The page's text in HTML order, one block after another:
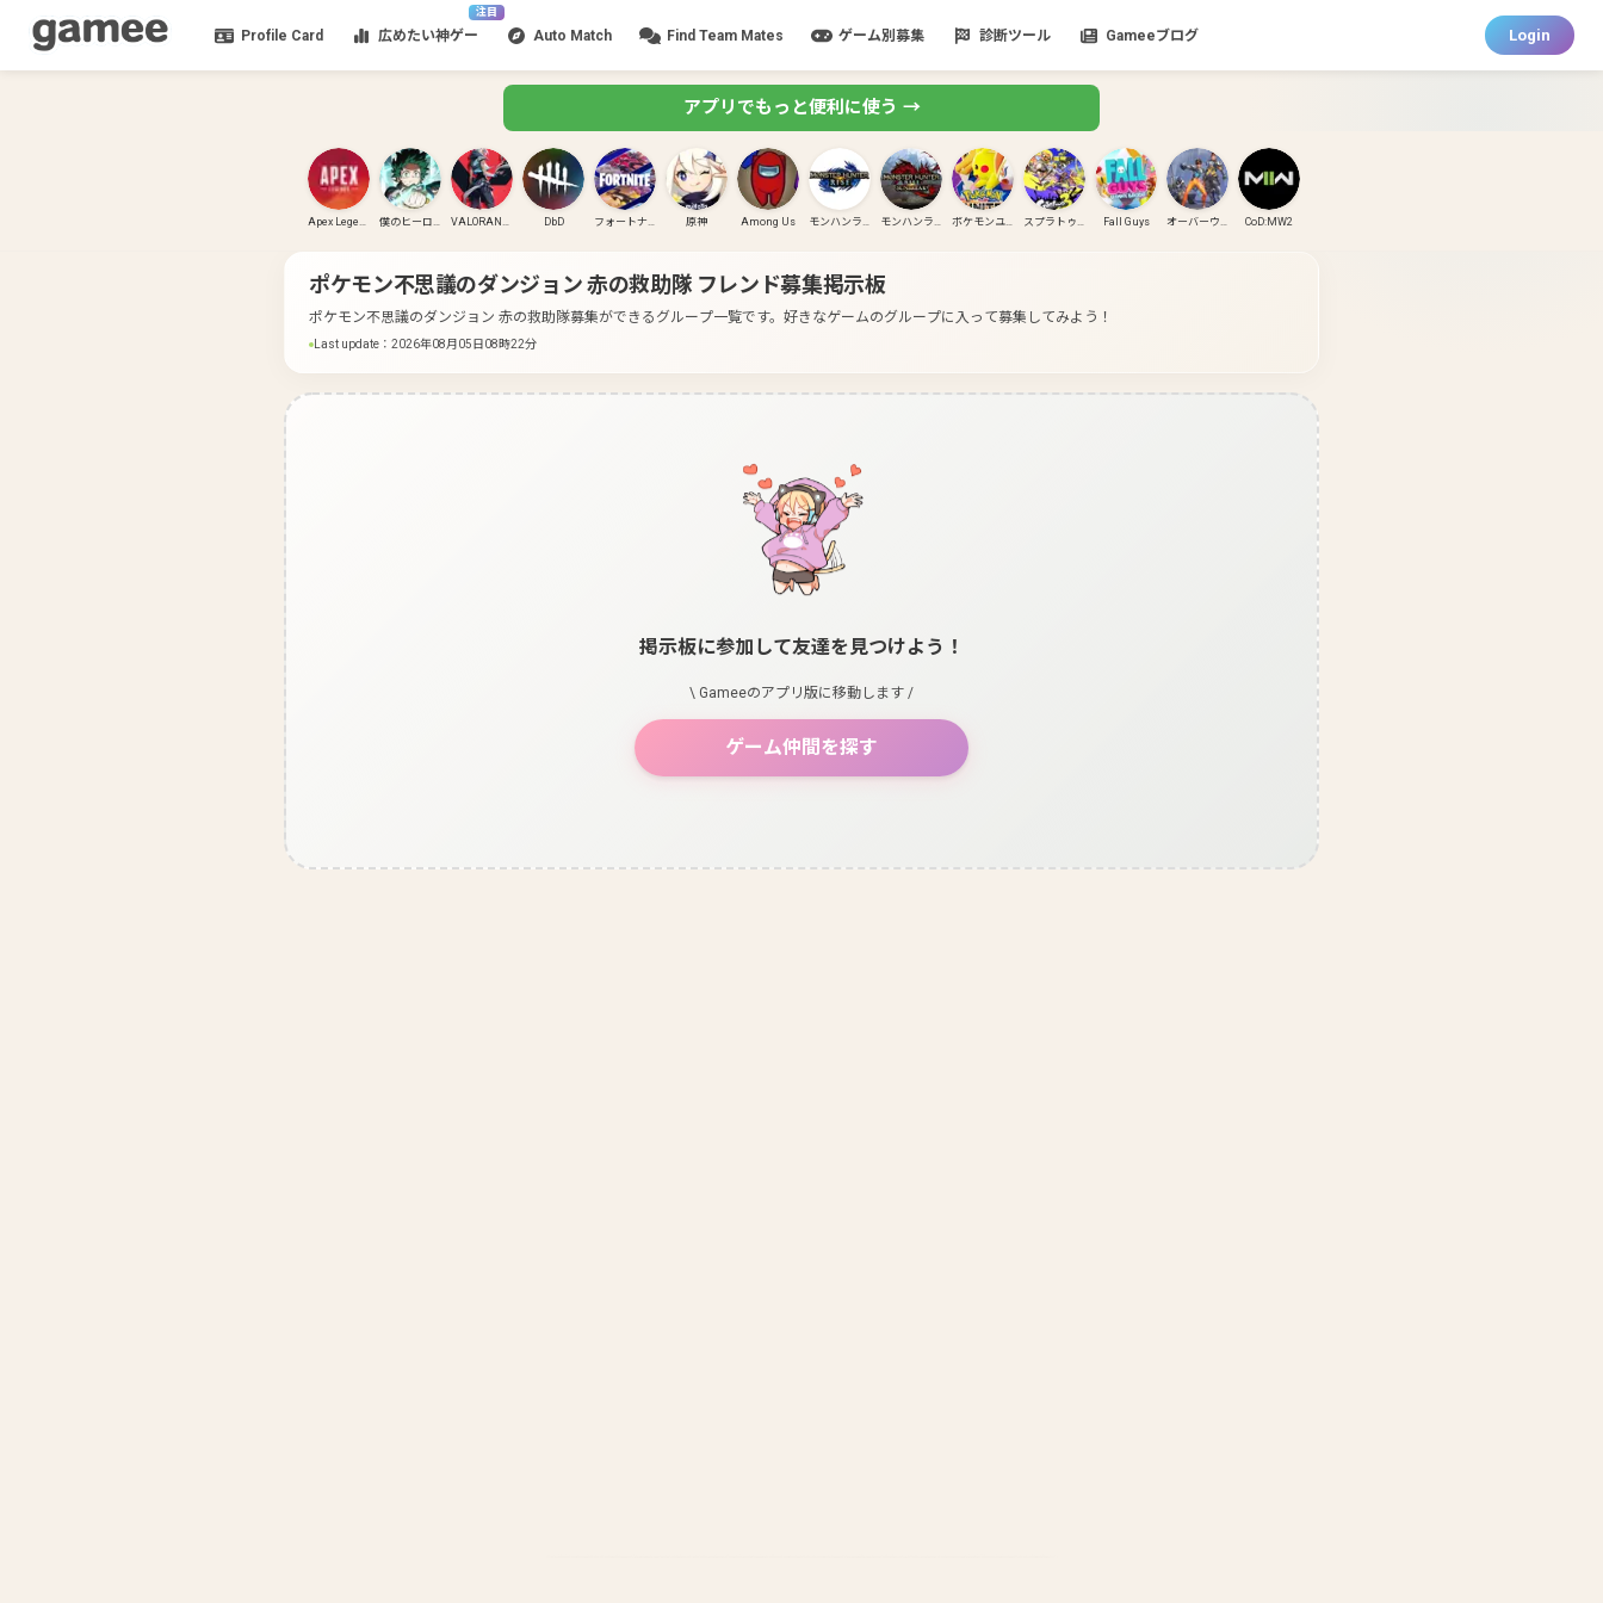
Profile Card
注目
広めたい神ゲー Auto Match Find Team Mates ゲーム別募集 診断ツール Gameeブログ Login
アプリでもっと便利に使う →
Apex Legends 僕のヒーローアカデミア ULTRA RUMBLE VALORANT(PC) DbD フォートナイト 原神 Among Us モンハンライズ モンハンライズ:サンブレイク ポケモンユナイト スプラトゥーン3 Fall Guys オーバーウォッチ CoD:MW2
ポケモン不思議のダンジョン 赤の救助隊 フレンド募集掲示板
ポケモン不思議のダンジョン 赤の救助隊募集ができるグループ一覧です。 好きなゲームのグループに入って募集してみよう！
Last update ： 2026年08月05日08時22分
掲示板に参加して友達を見つけよう！
\ Gameeのアプリ版に移動します /
ゲーム仲間を探す